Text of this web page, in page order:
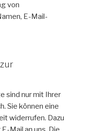
von
E-Mail-
sind nur mit Ihrer
Sie können eine
widerrufen. Dazu